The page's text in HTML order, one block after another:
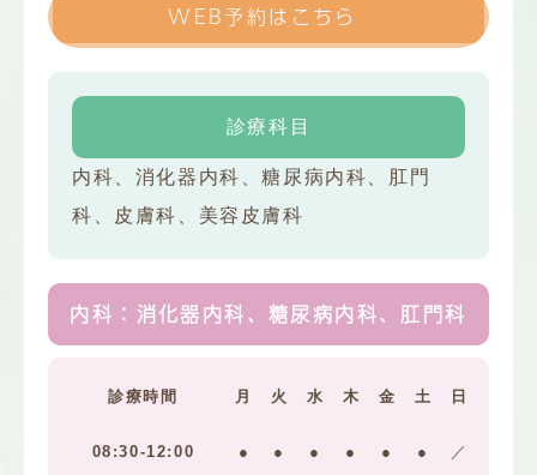
WEB予約はこちら
診療科目
内科、消化器内科、糖尿病内科、肛門
科、皮膚科、美容皮膚科
内科：消化器内科、糖尿病内科、肛門科
診療時間 月 火 水 木 金 土 日
08:30-12:00 ● ● ● ● ● ● ／